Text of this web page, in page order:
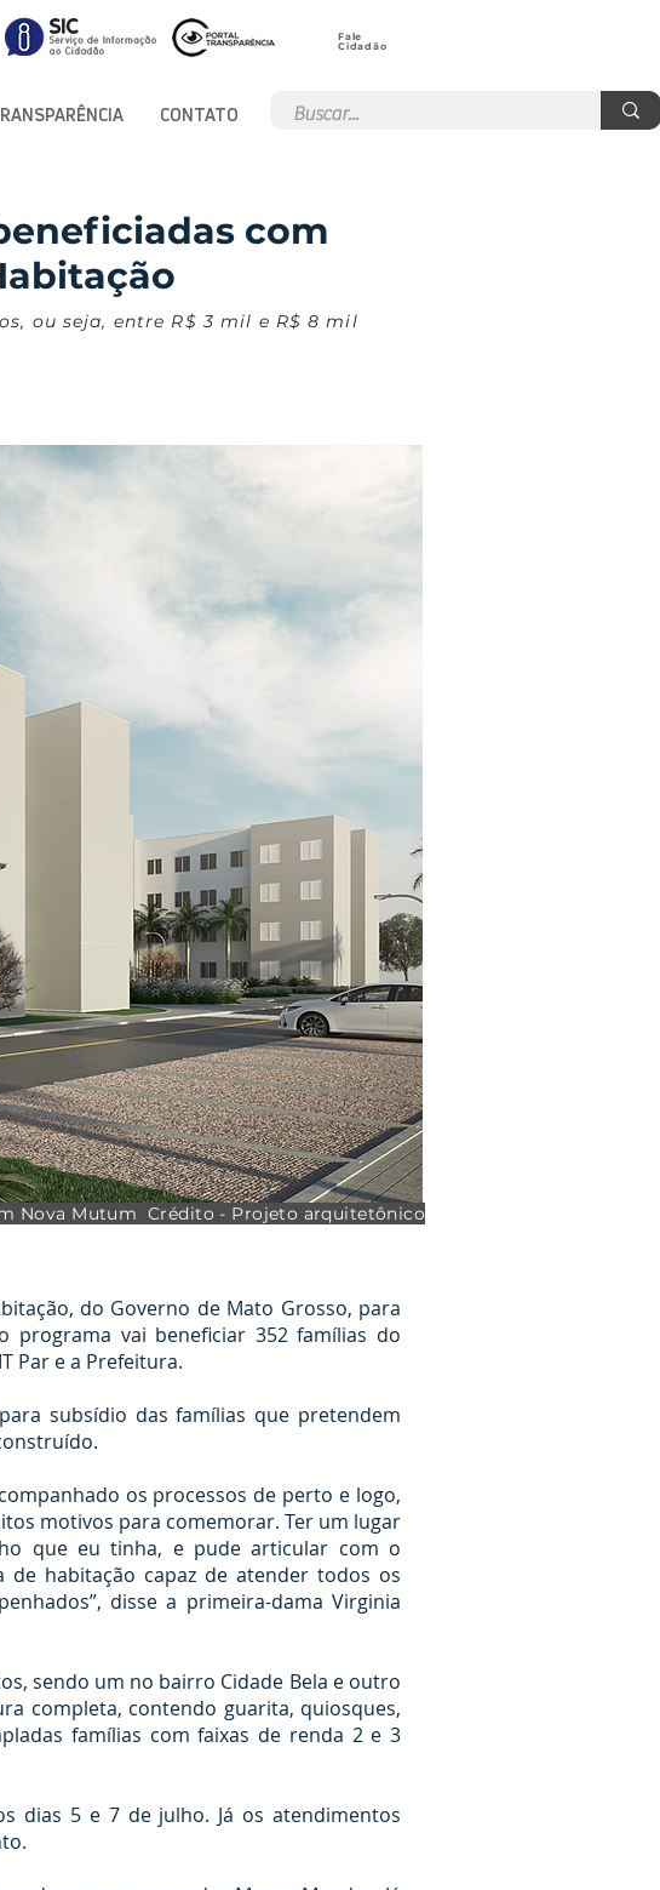
CONTATO
Fale
Cidadão
com
ou seja, entre R$ 3 mil e R$ 8 mil
Nova Mutum Crédito - Projeto arquitetônico
do Governo de Mato Grosso, para
programa vai beneficiar 352 famílias do
Par e a Prefeitura.
subsídio das famílias que pretendem
os processos de perto e logo,
motivos para comemorar. Ter um lugar
que eu tinha, e pude articular com o
habitação capaz de atender todos os
disse a primeira-dama Virginia
sendo um no bairro Cidade Bela e outro
completa, contendo guarita, quiosques,
famílias com faixas de renda 2 e 3
dias 5 e 7 de julho. Já os atendimentos